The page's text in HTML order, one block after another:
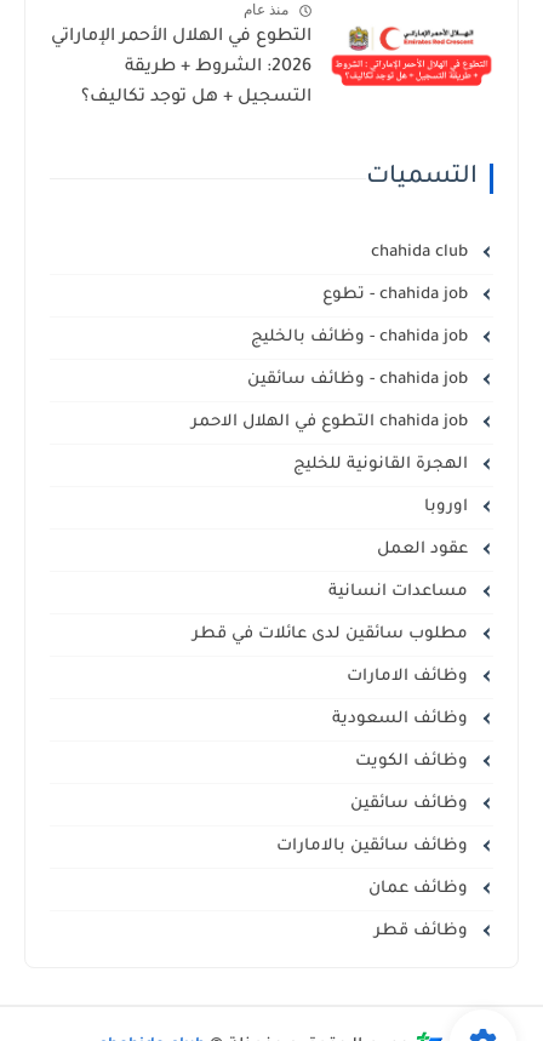
منذ عام
التطوع في الهلال الأحمر الإماراتي
2026: الشروط + طريقة
التسجيل + هل توجد تكاليف؟
التسميات
chahida club
chahida job - تطوع
chahida job - وظائف بالخليج
chahida job - وظائف سائقين
chahida job التطوع في الهلال الاحمر
الهجرة القانونية للخليج
اوروبا
عقود العمل
مساعدات انسانية
مطلوب سائقين لدى عائلات في قطر
وظائف الامارات
وظائف السعودية
وظائف الكويت
وظائف سائقين
وظائف سائقين بالامارات
وظائف عمان
وظائف قطر